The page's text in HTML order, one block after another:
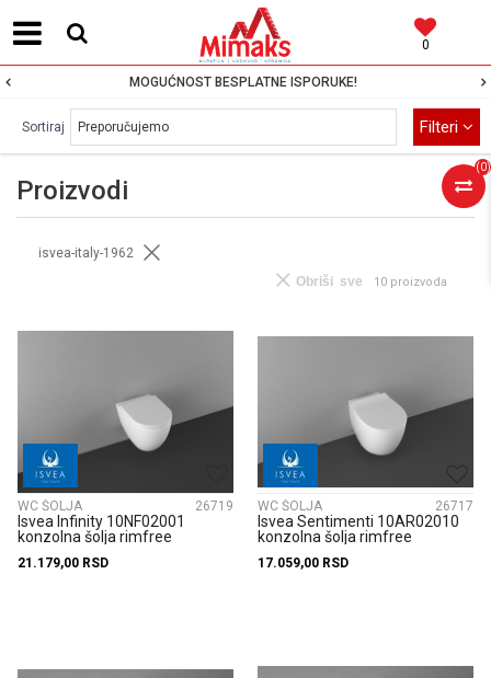
0
MOGUĆNOST BESPLATNE ISPORUKE!
(0)
Proizvodi
Sortiraj Filteri
isvea-italy-1962
10 proizvoda
Obriši sve
WC ŠOLJA 26719
Isvea Infinity 10NF02001
konzolna šolja rimfree
21.179,00 RSD
WC ŠOLJA 26717
Isvea Sentimenti 10AR02010
konzolna šolja rimfree
17.059,00 RSD